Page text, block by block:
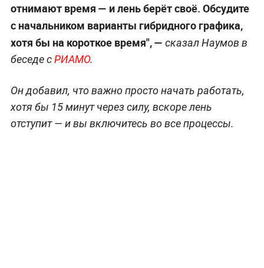
отнимают время — и лень берёт своё. Обсудите
с начальником варианты гибридного графика,
хотя бы на короткое время", — сказал Наумов в
беседе сРИАМО.
Он добавил, что важно просто начать работать,
хотя бы 15 минут через силу, вскоре лень
отступит — и вы включитесь во все процессы.